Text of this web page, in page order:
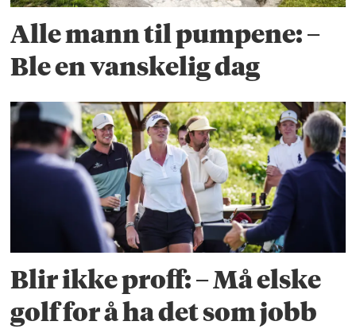
Alle mann til pumpene: –
Ble en vanskelig dag
Blir ikke proff: – Må elske
golf for å ha det som jobb